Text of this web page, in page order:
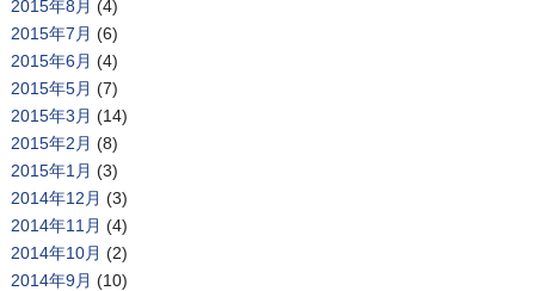
2015年8月 (4)
2015年7月 (6)
2015年6月 (4)
2015年5月 (7)
2015年3月 (14)
2015年2月 (8)
2015年1月 (3)
2014年12月 (3)
2014年11月 (4)
2014年10月 (2)
2014年9月 (10)